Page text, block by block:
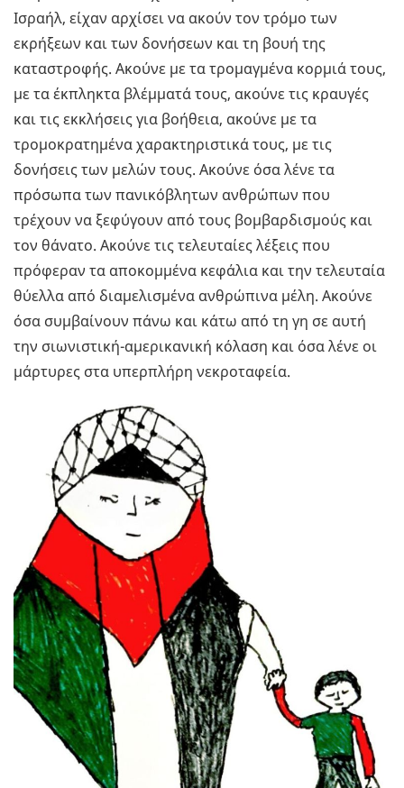
Ισραήλ, είχαν αρχίσει να ακούν τον τρόμο των
εκρήξεων και των δονήσεων και τη βουή της
καταστροφής. Ακούνε με τα τρομαγμένα κορμιά τους,
με τα έκπληκτα βλέμματά τους, ακούνε τις κραυγές
και τις εκκλήσεις για βοήθεια, ακούνε με τα
τρομοκρατημένα χαρακτηριστικά τους, με τις
δονήσεις των μελών τους. Ακούνε όσα λένε τα
πρόσωπα των πανικόβλητων ανθρώπων που
τρέχουν να ξεφύγουν από τους βομβαρδισμούς και
τον θάνατο. Ακούνε τις τελευταίες λέξεις που
πρόφεραν τα αποκομμένα κεφάλια και την τελευταία
θύελλα από διαμελισμένα ανθρώπινα μέλη. Ακούνε
όσα συμβαίνουν πάνω και κάτω από τη γη σε αυτή
την σιωνιστική-αμερικανική κόλαση και όσα λένε οι
μάρτυρες στα υπερπλήρη νεκροταφεία.